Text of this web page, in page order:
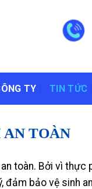
TY TIN TỨC
AN TOÀN
toàn. Bởi vì thực
đảm bảo vệ sinh